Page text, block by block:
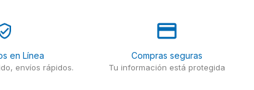
en Línea
envíos rápidos.
Compras seguras
Tu información está protegida